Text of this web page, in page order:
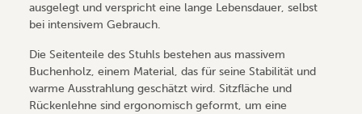
ausgelegt und verspricht eine lange Lebensdauer, selbst
bei intensivem Gebrauch.
Die Seitenteile des Stuhls bestehen aus massivem
Buchenholz, einem Material, das für seine Stabilität und
warme Ausstrahlung geschätzt wird. Sitzfläche und
Rückenlehne sind ergonomisch geformt, um eine